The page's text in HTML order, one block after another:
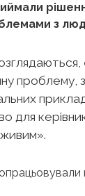
з
проблему,
для